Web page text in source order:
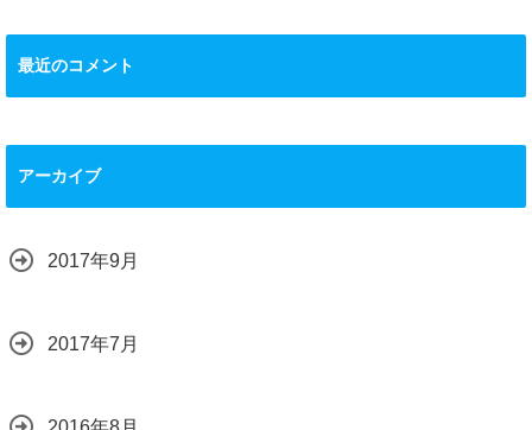
最近のコメント
アーカイブ
2017年9月
2017年7月